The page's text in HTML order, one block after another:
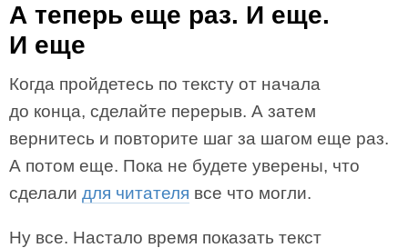
А теперь еще раз. И еще.
И еще
Когда пройдетесь по тексту от начала
до конца, сделайте перерыв. А затем
вернитесь и повторите шаг за шагом еще раз.
А потом еще. Пока не будете уверены, что
сделали для читателя все что могли.
Ну все. Настало время показать текст